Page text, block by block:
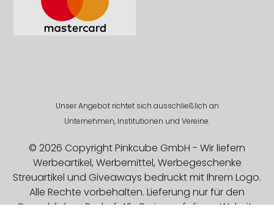
Unser Angebot richtet sich ausschließlich an
Unternehmen, Institutionen und Vereine.
© 2026 Copyright Pinkcube GmbH - Wir liefern
Werbeartikel, Werbemittel, Werbegeschenke
Streuartikel und Giveaways bedruckt mit Ihrem Logo.
Alle Rechte vorbehalten. Lieferung nur für den
Gewerblichen Bedarf. Alle Preise auf dieser Website